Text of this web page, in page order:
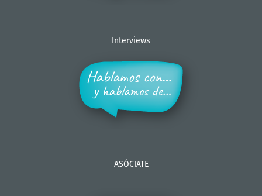
Interviews
ASÓCIATE